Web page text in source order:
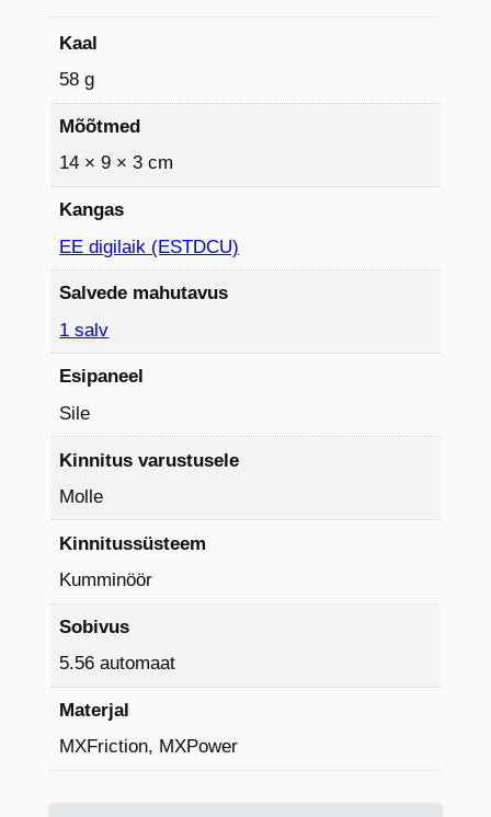
Kaal
58 g
Mõõtmed
14 × 9 × 3 cm
Kangas
EE digilaik (ESTDCU)
Salvede mahutavus
1 salv
Esipaneel
Sile
Kinnitus varustusele
Molle
Kinnitussüsteem
Kumminöör
Sobivus
5.56 automaat
Materjal
MXFriction, MXPower